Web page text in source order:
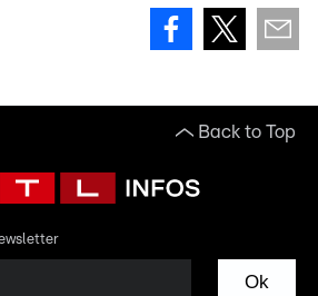
Back to Top
Ok